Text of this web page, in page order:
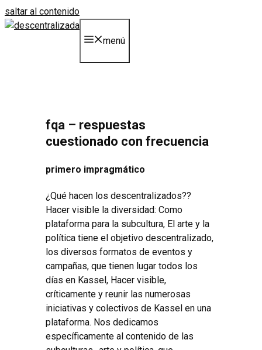
saltar al contenido
menú
fqa – respuestas
cuestionado con frecuencia
primero impragmático
¿Qué hacen los descentralizados??
Hacer visible la diversidad: Como
plataforma para la subcultura, El arte y la
política tiene el objetivo descentralizado,
los diversos formatos de eventos y
campañas, que tienen lugar todos los
días en Kassel, Hacer visible,
críticamente y reunir las numerosas
iniciativas y colectivos de Kassel en una
plataforma. Nos dedicamos
específicamente al contenido de las